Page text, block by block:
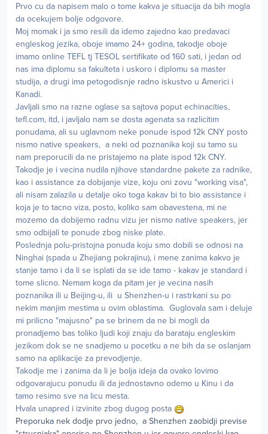
Prvo cu da napisem malo o tome kakva je situacija da bih mogla
da ocekujem bolje odgovore.
Moj momak i ja smo resili da idemo zajedno kao predavaci
engleskog jezika, oboje imamo 24+ godina, takodje oboje
imamo online TEFL tj TESOL sertifikate od 160 sati, i jedan od
nas ima diplomu sa fakulteta i uskoro i diplomu sa master
studija, a drugi ima petogodisnje radno iskustvo u Americi i
Kanadi.
Javljali smo na razne oglase sa sajtova poput echinacities,
tefl.com, itd, i javljalo nam se dosta agenata sa razlicitim
ponudama, ali su uglavnom neke ponude ispod 12k CNY posto
nismo native speakers, a neki od poznanika koji su tamo su
nam preporucili da ne pristajemo na plate ispod 12k CNY.
Takodje je i vecina nudila njihove standardne pakete za radnike,
kao i assistance za dobijanje vize, koju oni zovu "working visa",
ali nisam zalazila u detalje oko toga kakav bi to bio assistance i
koja je to tacno viza, posto, koliko sam obavestena, mi ne
mozemo da dobijemo radnu vizu jer nismo native speakers, jer
smo odbijali te ponude zbog niske plate.
Poslednja polu-pristojna ponuda koju smo dobili se odnosi na
Ninghai (spada u Zhejiang pokrajinu), i mene zanima kakvo je
stanje tamo i da li se isplati da se ide tamo - kakav je standard i
tome slicno. Nemam koga da pitam jer je vecina nasih
poznanika ili u Beijing-u, ili u Shenzhen-u i rastrkani su po
nekim manjim mestima u ovim oblastima. Guglovala sam i deluje
mi prilicno "majusno" pa se brinem da ne bi mogli da
pronadjemo bas toliko ljudi koji znaju da barataju engleskim
jezikom dok se ne snadjemo u pocetku a ne bih da se oslanjam
samo na aplikacije za prevodjenje.
Takodje me i zanima da li je bolja ideja da ovako lovimo
odgovarajucu ponudu ili da jednostavno odemo u Kinu i da
tamo resimo sve na licu mesta.
Hvala unapred i izvinite zbog dugog posta
Preporuka nek dodje prvo jedno, a Shenzhen zaobidji previse